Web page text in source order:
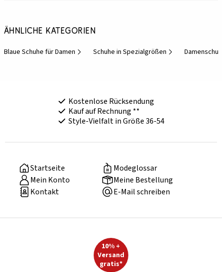
Ähnliche Kategorien
Blaue Schuhe für Damen Schuhe in Spezialgrößen
Kostenlose Rücksendung
Kauf auf Rechnung **
Style-Vielfalt in Größe 36-54
Startseite
Modeglossar
Mein Konto
Meine Bestellung
Kontakt
E-Mail schreiben
10% +
Versand
gratis*